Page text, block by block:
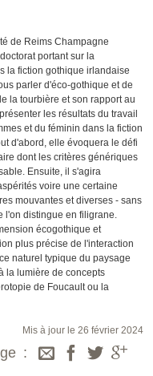
de Reims Champagne
portant sur la
la fiction gothique irlandaise
parler d'éco-gothique et de
la tourbière et son rapport au
les résultats du travail
et du féminin dans la fiction
d'abord, elle évoquera le défi
dont les critères génériques
Ensuite, il s'agira
voire une certaine
mouvantes et diverses - sans
l'on distingue en filigrane.
écogothique et
plus précise de l'interaction
naturel typique du paysage
la lumière de concepts
de Foucault ou la
Mis à jour le 26 février 2024